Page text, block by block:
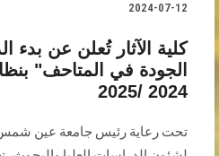
2024-07-12
كلية الآثار تُعلن عن بدء
الجودة في المتاحف"
2024 /2025
تحت رعاية رئيس جامعة عين شمس،